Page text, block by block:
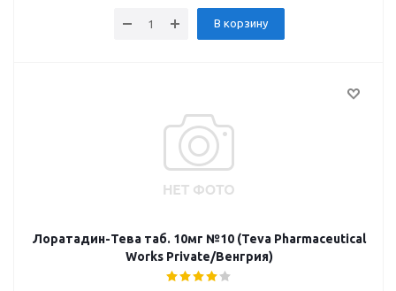
В корзину
Лоратадин-Тева таб. 10мг №10 (Teva Pharmaceutical
Works Private/Венгрия)